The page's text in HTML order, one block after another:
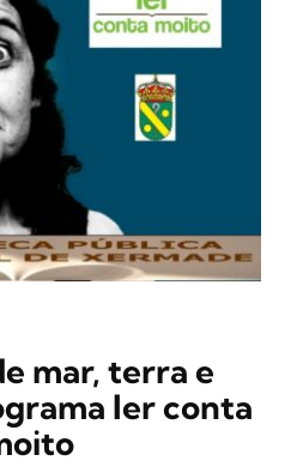
mar, terra e
ler conta